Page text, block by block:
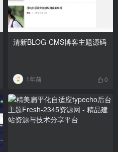
清新BLOG-CMS博客主题源码
1年前 0